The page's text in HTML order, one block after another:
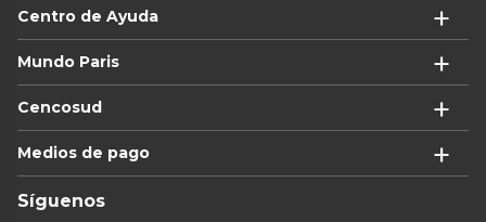
Centro de Ayuda
Mundo Paris
Cencosud
Medios de pago
Síguenos